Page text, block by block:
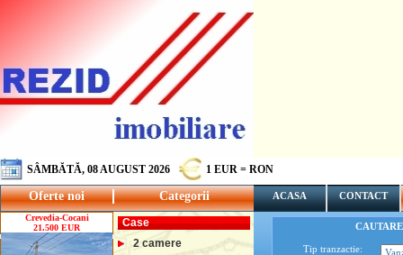
SÂMBĂTĂ, 08 AUGUST 2026 1 EUR = RON
Oferte noi Categorii ACASA CONTACT
Crevedia-Cocani
21.500 EUR
Case
2 camere
Tip tranzactie: